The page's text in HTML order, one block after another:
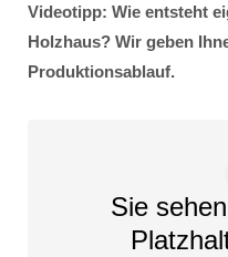
Videotipp: Wie entsteht
Holzhaus? Wir geben
Produktionsablauf.
Sie